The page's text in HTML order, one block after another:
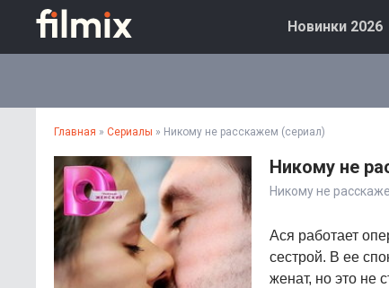
Новинки 2026
Главная » Сериалы » Никому не расскажем (сериал)
Никому не
Никому не
Ася работает
сестрой. В ее
женат, но это не